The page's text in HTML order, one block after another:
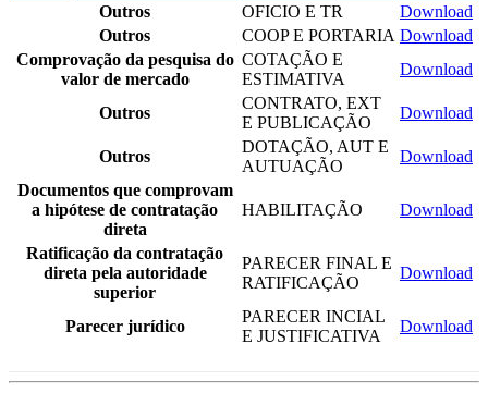
Outros
OFICIO E TR
Download
Outros
COOP E PORTARIA Download
Comprovação da pesquisa do
valor de mercado
COTAÇÃO E
ESTIMATIVA
Download
Outros
CONTRATO, EXT
E PUBLICAÇÃO
Download
Outros
DOTAÇÃO, AUT E
AUTUAÇÃO
Download
Documentos que comprovam
a hipótese de contratação
direta
HABILITAÇÃO Download
Ratificação da contratação
direta pela autoridade
superior
PARECER FINAL E
RATIFICAÇÃO
Download
Parecer jurídico
PARECER INCIAL
E JUSTIFICATIVA
Download